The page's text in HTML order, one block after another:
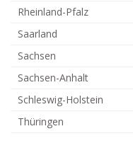
Rheinland-Pfalz
Saarland
Sachsen
Sachsen-Anhalt
Schleswig-Holstein
Thüringen